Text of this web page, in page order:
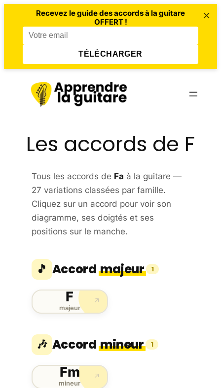
Recevez le guide des accords à la guitare
OFFERT !
TÉLÉCHARGER
×
contenu
Les accords de F
Tous les accords de Fa à la guitare —
27 variations classées par famille.
Cliquez sur un accord pour voir son
diagramme, ses doigtés et ses
positions sur le manche.
🎵 Accordmajeur 1
F
majeur
↗
🎶 Accordmineur 1
Fm
mineur
↗